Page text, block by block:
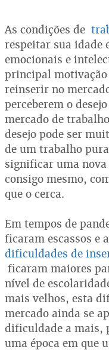
As condições de
respeitar sua idade
emocionais e
principal motivação
reinserir no
perceberem o
mercado de
desejo pode ser
de um trabalho
significar uma
consigo mesmo,
que o cerca.
Em tempos de
ficaram escassos e
dificuldades de
ficaram maiores
nível de
mais velhos, esta
mercado ainda se
dificuldade a mais,
uma época em que